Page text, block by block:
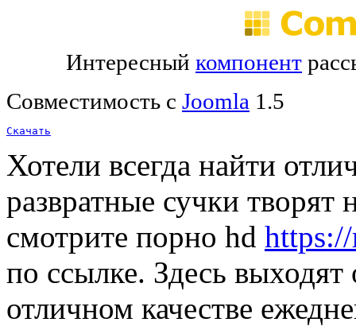
Интересный компонент
Совместимость с Joomla 1.5
Скачать
Хотели всегда найти
развратные сучки творят
смотрите порно hd
по ссылке. Здесь
отличном качестве